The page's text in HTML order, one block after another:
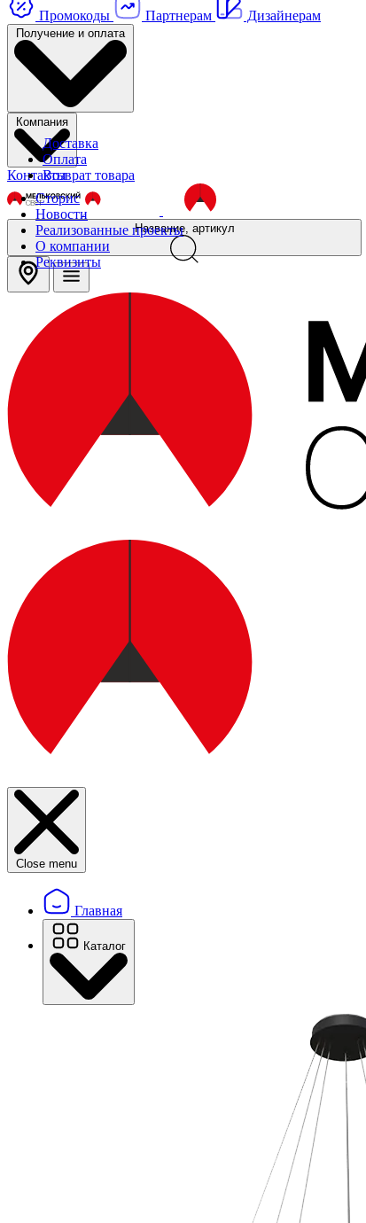
Промокоды Партнерам Дизайнерам
Получение и оплата
Доставка
Оплата
Возврат товара
Компания
Сторис
Новости
Реализованные проекты
О компании
Реквизиты
Контакты
Название, артикул
Close menu
Главная
Каталог